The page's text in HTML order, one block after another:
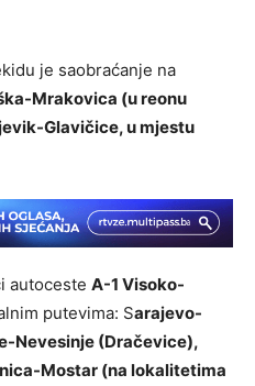
je saobraćanje na
Mrakovica (u reonu
Glavičice, u mjestu
autoceste A-1 Visoko-
putevima: Sarajevo-
Nevesinje (Dračevice),
Mostar (na lokalitetima